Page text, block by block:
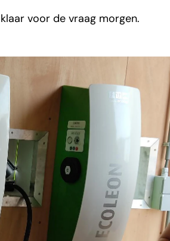
voor de vraag morgen.